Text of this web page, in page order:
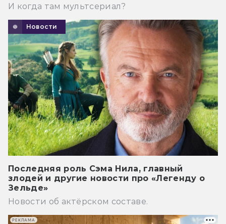
И когда там мультсериал?
Новости
Последняя роль Сэма Нила, главный
злодей и другие новости про «Легенду о
Зельде»
Новости об актёрском составе.
РЕКЛАМА